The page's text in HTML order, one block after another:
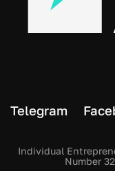
Telegram
Individual
Number